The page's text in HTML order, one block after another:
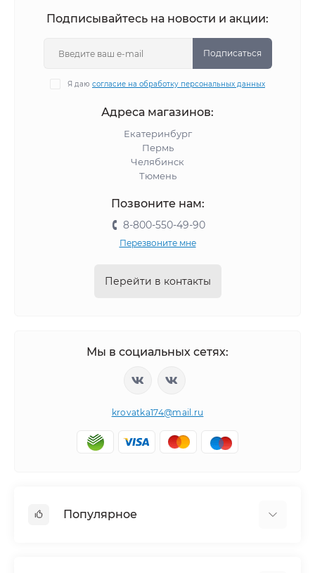
Подписывайтесь на новости и акции:
Подписаться
Я даю согласие на обработку персональных данных
Адреса магазинов:
Екатеринбург
Пермь
Челябинск
Тюмень
Позвоните нам:
8-800-550-49-90
Перезвоните мне
Перейти в контакты
Мы в социальных сетях:
krovatka174@mail.ru
Популярное